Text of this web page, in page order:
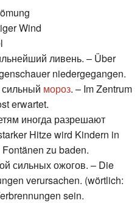
Wind
ливень. – Über
niedergegangen.
мороз. – Im Zentrum
erwartet.
иногда разрешают
Hitze wird Kindern in
zu baden.
сильных ожогов. – Die
verursachen. (wörtlich:
sein.